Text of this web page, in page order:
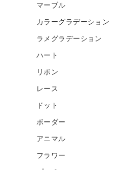
マーブル
カラーグラデーション
ラメグラデーション
ハート
リボン
レース
ドット
ボーダー
アニマル
フラワー